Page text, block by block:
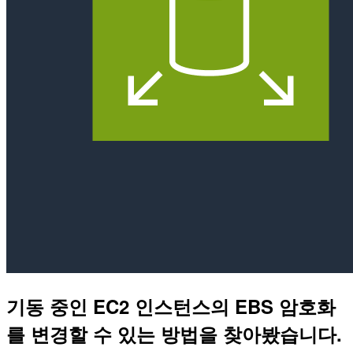
기동 중인 EC2 인스턴스의 EBS 암호화
를 변경할 수 있는 방법을 찾아봤습니다.